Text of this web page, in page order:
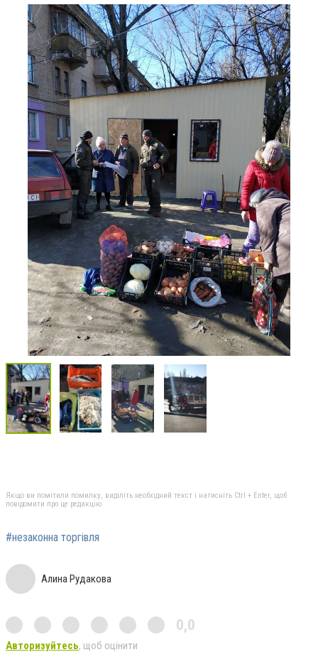
Якщо ви помітили помилку, виділіть необхідний текст і натисніть Ctrl + Enter, щоб
повідомити про це редакцію
#незаконна торгівля
Алина Рудакова
0,0
Авторизуйтесь, щоб оцінити